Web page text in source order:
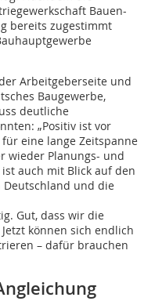
Bauen-
bereits zugestimmt
Arbeitgeberseite und
Baugewerbe,
deutliche
„Positiv ist vor
eine lange Zeitspanne
wieder Planungs- und
auch mit Blick auf den
und die
Gut, dass wir die
können sich endlich
– dafür brauchen